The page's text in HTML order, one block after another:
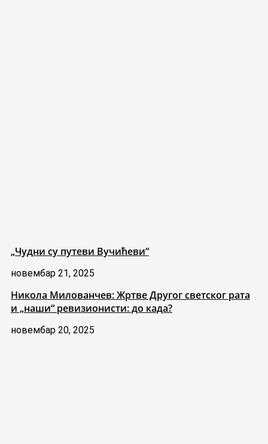
„Чудни су путеви Вучићеви“
новембар 21, 2025
Никола Милованчев: Жртве Другог светског рата
и „наши“ ревизионисти: до када?
новембар 20, 2025